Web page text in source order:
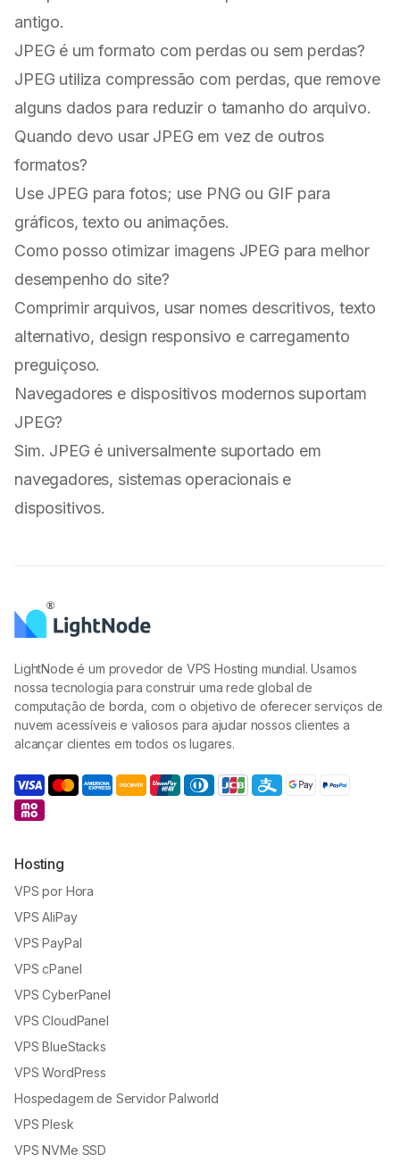
antigo.
JPEG é um formato com perdas ou sem perdas?
JPEG utiliza compressão com perdas, que remove
alguns dados para reduzir o tamanho do arquivo.
Quando devo usar JPEG em vez de outros
formatos?
Use JPEG para fotos; use PNG ou GIF para
gráficos, texto ou animações.
Como posso otimizar imagens JPEG para melhor
desempenho do site?
Comprimir arquivos, usar nomes descritivos, texto
alternativo, design responsivo e carregamento
preguiçoso.
Navegadores e dispositivos modernos suportam
JPEG?
Sim. JPEG é universalmente suportado em
navegadores, sistemas operacionais e
dispositivos.
LightNode é um provedor de VPS Hosting mundial. Usamos
nossa tecnologia para construir uma rede global de
computação de borda, com o objetivo de oferecer serviços de
nuvem acessíveis e valiosos para ajudar nossos clientes a
alcançar clientes em todos os lugares.
Hosting
VPS por Hora
VPS AliPay
VPS PayPal
VPS cPanel
VPS CyberPanel
VPS CloudPanel
VPS BlueStacks
VPS WordPress
Hospedagem de Servidor Palworld
VPS Plesk
VPS NVMe SSD